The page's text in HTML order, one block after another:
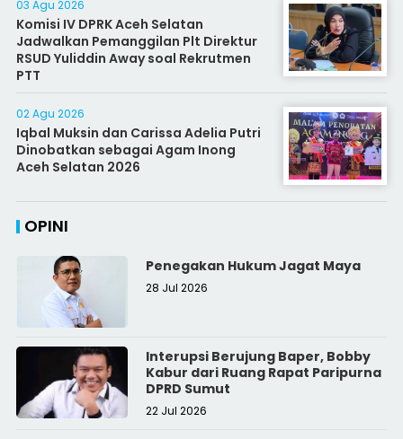
03 Agu 2026
Komisi IV DPRK Aceh Selatan
Jadwalkan Pemanggilan Plt Direktur
RSUD Yuliddin Away soal Rekrutmen
PTT
02 Agu 2026
Iqbal Muksin dan Carissa Adelia Putri
Dinobatkan sebagai Agam Inong
Aceh Selatan 2026
OPINI
Penegakan Hukum Jagat Maya
28 Jul 2026
Interupsi Berujung Baper, Bobby
Kabur dari Ruang Rapat Paripurna
DPRD Sumut
22 Jul 2026